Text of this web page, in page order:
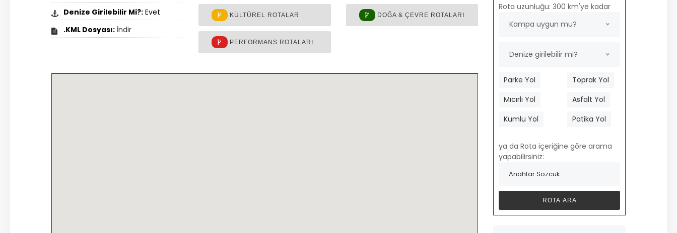
Denize Girilebilir Mi?:Evet
.KML Dosyası: İndir
KÜLTÜREL ROTALAR DOĞA & ÇEVRE ROTALARI
PERFORMANS ROTALARI
Rota uzunluğu:300 km'ye kadar
Kampa uygun mu?
Denize girilebilir mi?
Parke Yol
Toprak Yol
Mıcırlı Yol
Asfalt Yol
Kumlu Yol
Patika Yol
ya da Rota içeriğine göre arama
yapabilirsiniz: